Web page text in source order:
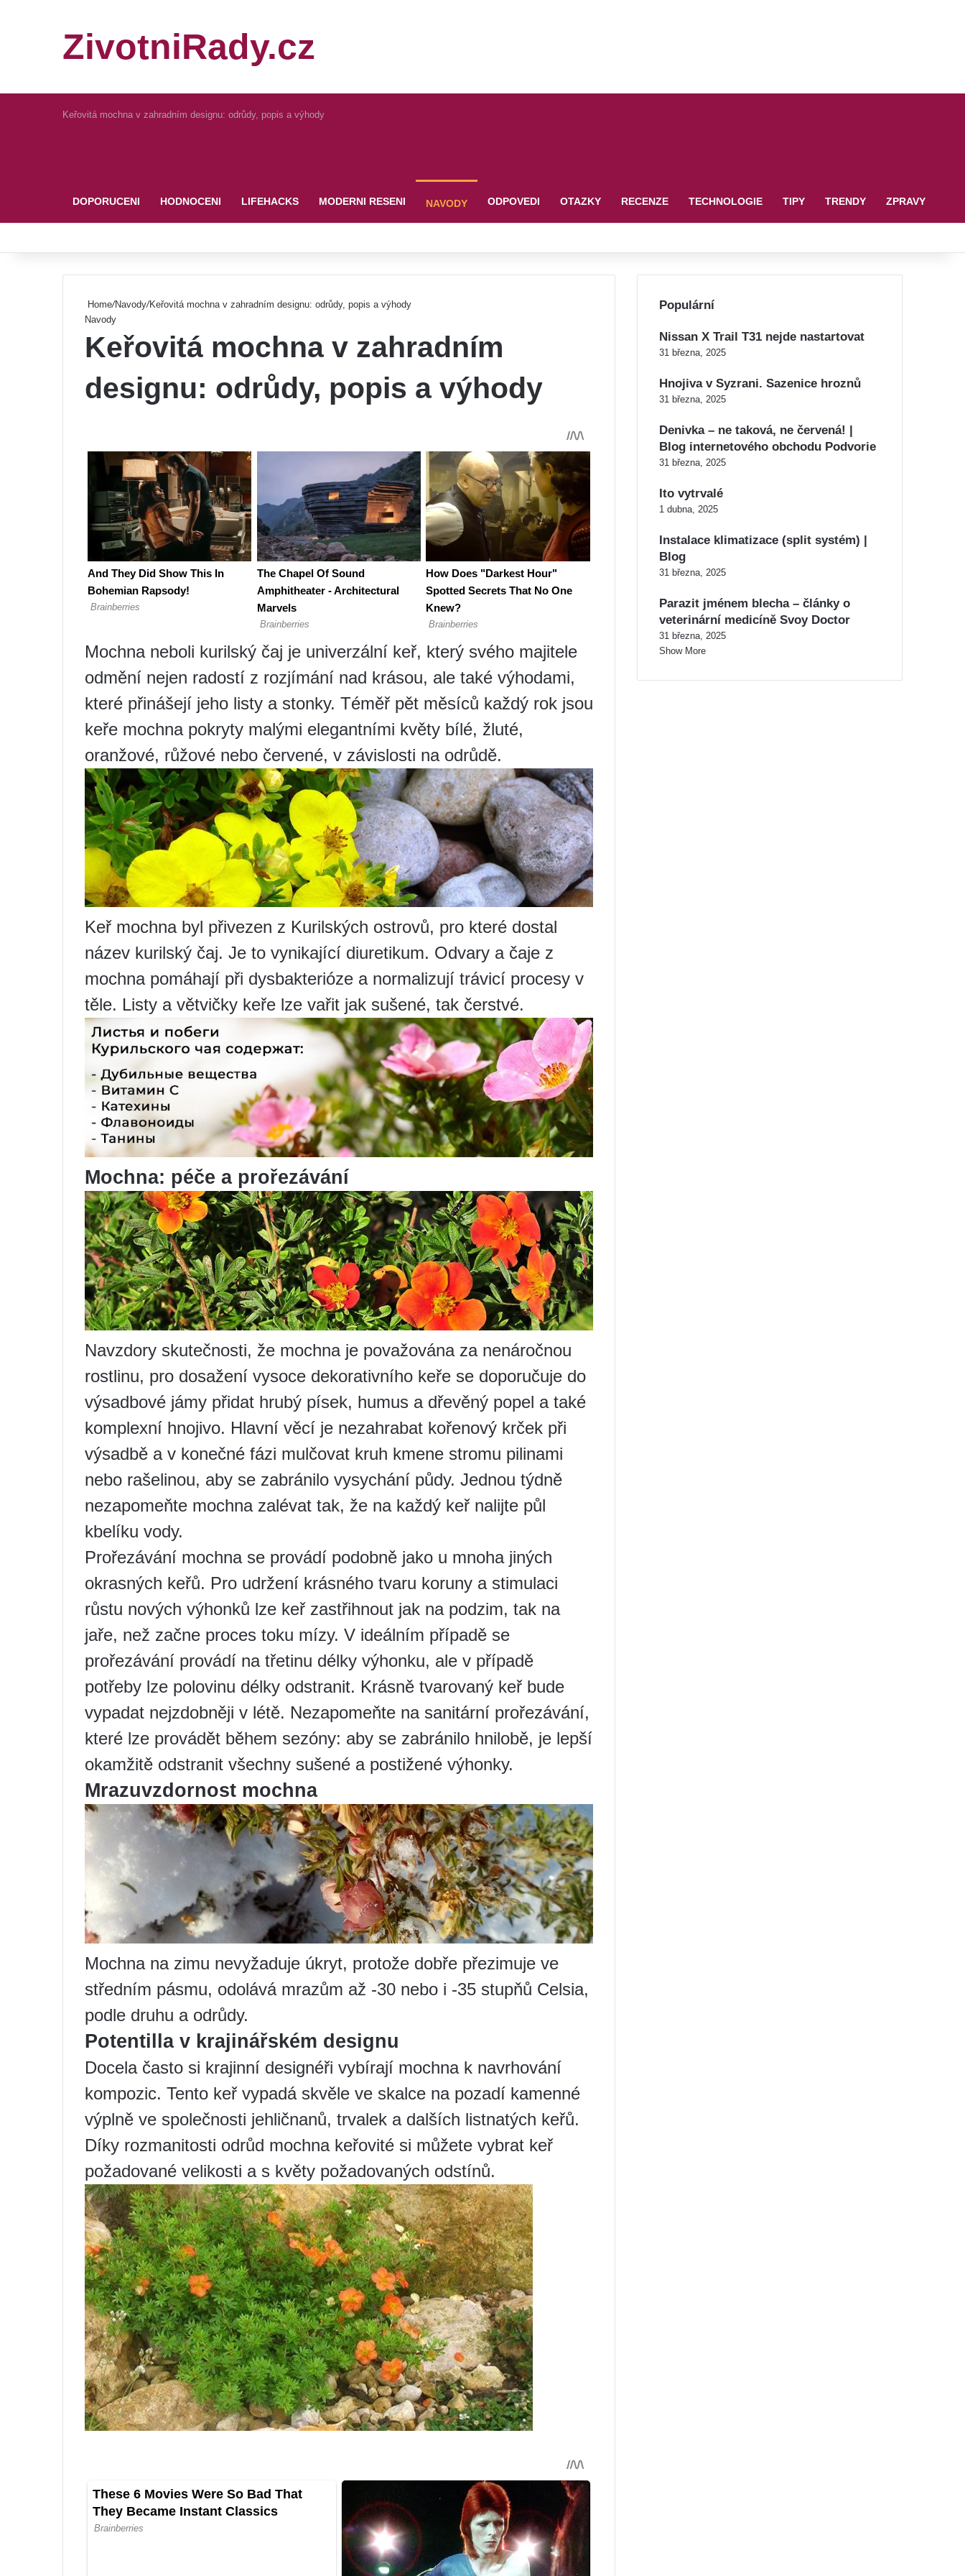
ZivotniRady.cz
Keřovitá mochna v zahradním designu: odrůdy, popis a výhody
DOPORUCENI HODNOCENI LIFEHACKS MODERNI RESENI NAVODY ODPOVEDI OTAZKY RECENZE TECHNOLOGIE TIPY TRENDY ZPRAVY
Home/Navody/Keřovitá mochna v zahradním designu: odrůdy, popis a výhody
Navody
Keřovitá mochna v zahradním
designu: odrůdy, popis a výhody
Mochna neboli kurilský čaj je univerzální keř, který svého majitele
odmění nejen radostí z rozjímání nad krásou, ale také výhodami,
které přinášejí jeho listy a stonky. Téměř pět měsíců každý rok jsou
keře mochna pokryty malými elegantními květy bílé, žluté,
oranžové, růžové nebo červené, v závislosti na odrůdě.
Keř mochna byl přivezen z Kurilských ostrovů, pro které dostal
název kurilský čaj. Je to vynikající diuretikum. Odvary a čaje z
mochna pomáhají při dysbakterióze a normalizují trávicí procesy v
těle. Listy a větvičky keře lze vařit jak sušené, tak čerstvé.
Mochna: péče a prořezávání
Navzdory skutečnosti, že mochna je považována za nenáročnou
rostlinu, pro dosažení vysoce dekorativního keře se doporučuje do
výsadbové jámy přidat hrubý písek, humus a dřevěný popel a také
komplexní hnojivo. Hlavní věcí je nezahrabat kořenový krček při
výsadbě a v konečné fázi mulčovat kruh kmene stromu pilinami
nebo rašelinou, aby se zabránilo vysychání půdy. Jednou týdně
nezapomeňte mochna zalévat tak, že na každý keř nalijte půl
kbelíku vody.
Prořezávání mochna se provádí podobně jako u mnoha jiných
okrasných keřů. Pro udržení krásného tvaru koruny a stimulaci
růstu nových výhonků lze keř zastřihnout jak na podzim, tak na
jaře, než začne proces toku mízy. V ideálním případě se
prořezávání provádí na třetinu délky výhonku, ale v případě
potřeby lze polovinu délky odstranit. Krásně tvarovaný keř bude
vypadat nejzdobněji v létě. Nezapomeňte na sanitární prořezávání,
které lze provádět během sezóny: aby se zabránilo hnilobě, je lepší
okamžitě odstranit všechny sušené a postižené výhonky.
Mrazuvzdornost mochna
Mochna na zimu nevyžaduje úkryt, protože dobře přezimuje ve
středním pásmu, odolává mrazům až -30 nebo i -35 stupňů Celsia,
podle druhu a odrůdy.
Potentilla v krajinářském designu
Docela často si krajinní designéři vybírají mochna k navrhování
kompozic. Tento keř vypadá skvěle ve skalce na pozadí kamenné
výplně ve společnosti jehličnanů, trvalek a dalších listnatých keřů.
Díky rozmanitosti odrůd mochna keřovité si můžete vybrat keř
požadované velikosti a s květy požadovaných odstínů.
Populární
Nissan X Trail T31 nejde nastartovat
31 března, 2025
Hnojiva v Syzrani. Sazenice hroznů
31 března, 2025
Denivka – ne taková, ne červená! |
Blog internetového obchodu Podvorie
31 března, 2025
Ito vytrvalé
1 dubna, 2025
Instalace klimatizace (split systém) |
Blog
31 března, 2025
Parazit jménem blecha – články o
veterinární medicíně Svoy Doctor
31 března, 2025
Show More